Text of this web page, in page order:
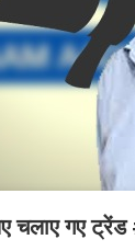
चलाए गए ट्रेंड